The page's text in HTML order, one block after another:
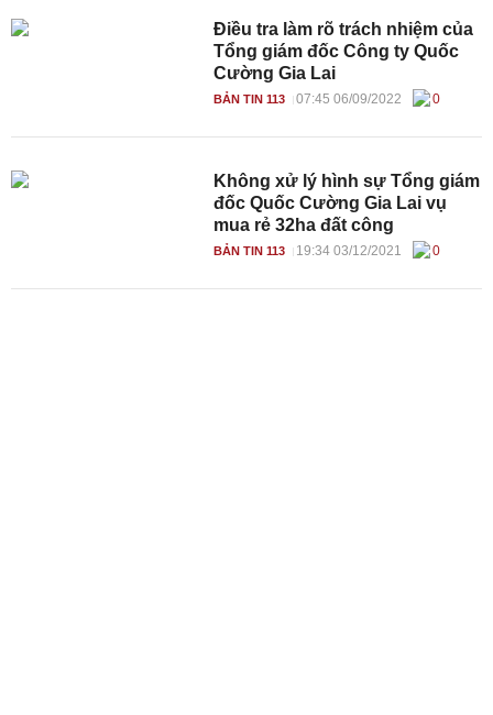
Điều tra làm rõ trách nhiệm của
Tổng giám đốc Công ty Quốc
Cường Gia Lai
BẢN TIN 113 07:45 06/09/2022 0
Không xử lý hình sự Tổng giám
đốc Quốc Cường Gia Lai vụ
mua rẻ 32ha đất công
BẢN TIN 113 19:34 03/12/2021 0